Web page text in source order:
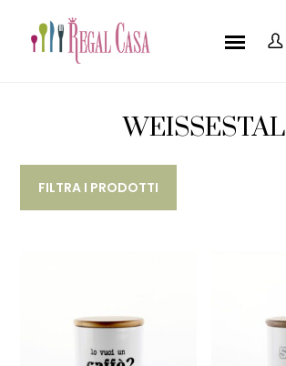
WEISSESTAL
FILTRA I PRODOTTI